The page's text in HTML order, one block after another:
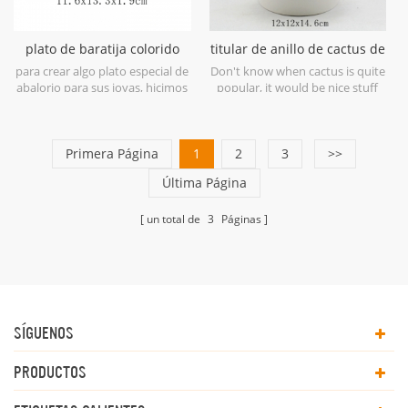
plato de baratija colorido
pintado a mano de cerámica
para crear algo plato especial de
abalorio para sus joyas, hicimos
colorido pintado a mano de
titular de anillo de cactus de
cerámica con contenedor
Don't know when cactus is quite
popular, it would be nice stuff
Primera Página 1 2 3
>>
Última Página
un total de 3 Páginas
SÍGUENOS
PRODUCTOS